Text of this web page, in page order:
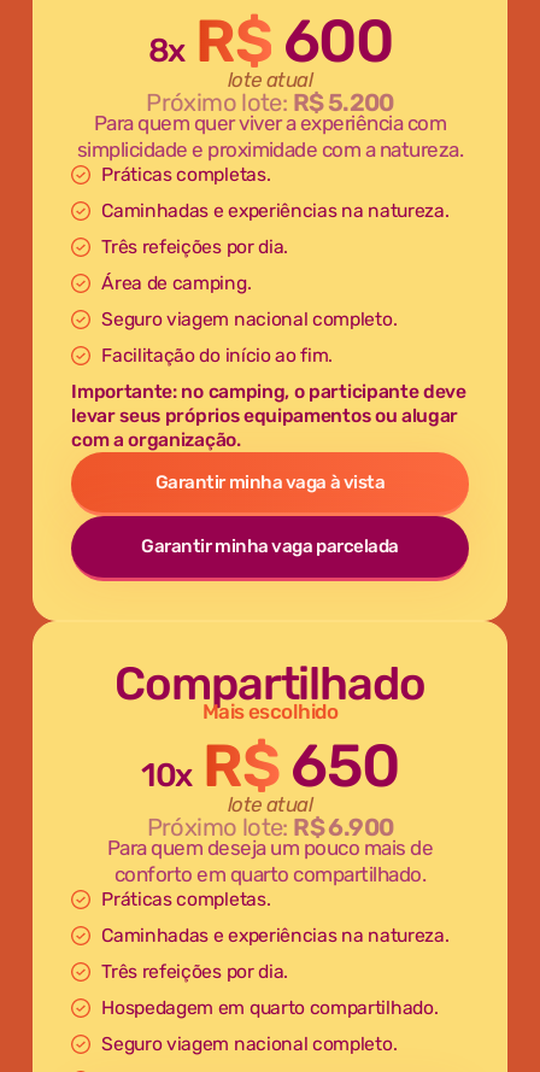
8x R$ 600
lote atual
Próximo lote: R$ 5.200
Para quem quer viver a experiência com
simplicidade e proximidade com a natureza.
Práticas completas.
Caminhadas e experiências na natureza.
Três refeições por dia.
Área de camping.
Seguro viagem nacional completo.
Facilitação do início ao fim.
Importante: no camping, o participante deve
levar seus próprios equipamentos ou alugar
com a organização.
Garantir minha vaga à vista
Garantir minha vaga parcelada
Compartilhado
Mais escolhido
10x R$650
lote atual
Próximo lote: R$ 6.900
Para quem deseja um pouco mais de
conforto em quarto compartilhado.
Práticas completas.
Caminhadas e experiências na natureza.
Três refeições por dia.
Hospedagem em quarto compartilhado.
Seguro viagem nacional completo.